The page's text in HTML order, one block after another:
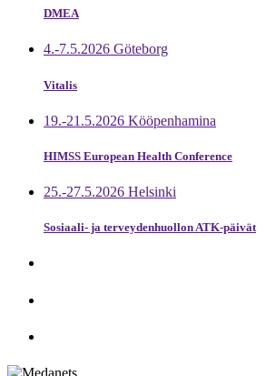
DMEA
4.-7.5.2026 Göteborg
Vitalis
19.-21.5.2026 Kööpenhamina
HIMSS European Health Conference
25.-27.5.2026 Helsinki
Sosiaali- ja terveydenhuollon ATK-päivät